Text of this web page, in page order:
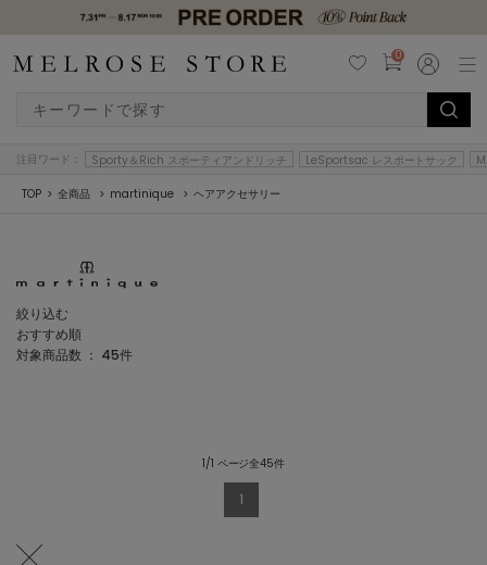
0
注目ワード： Sporty＆Rich スポーティアンドリッチ LeSportsac レスポートサック
TOP 全商品 martinique ヘアアクセサリー
絞り込む
おすすめ順
対象商品数 ： 45件
1/1 ページ全45件
1